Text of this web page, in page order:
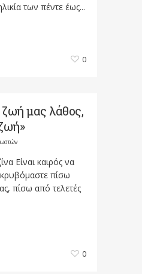
των πέντε έως...
0
μας λάθος,
Είναι καιρός να
πίσω
πίσω από τελετές
0